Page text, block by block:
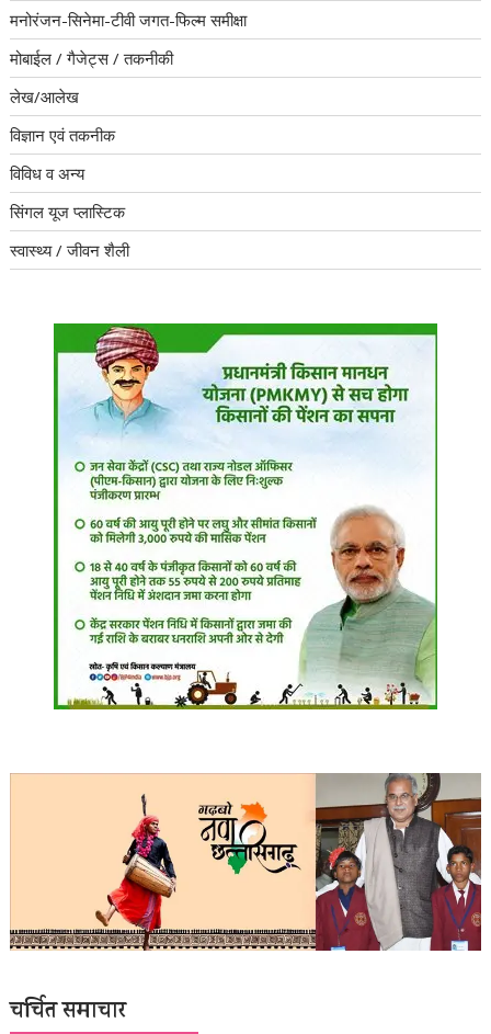
मनोरंजन-सिनेमा-टीवी जगत-फिल्म समीक्षा
मोबाईल / गैजेट्स / तकनीकी
लेख/आलेख
विज्ञान एवं तकनीक
विविध व अन्य
सिंगल यूज प्लास्टिक
स्वास्थ्य / जीवन शैली
चर्चित समाचार